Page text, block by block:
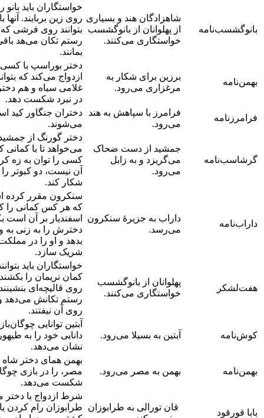
بانوگشسب‌نامه
شاهزادگان هند و بسیاری
از پهلوانان از بانوگشسب
خواستگاری می‌کنند.
خواستگاران باید بانو
روی زین بربایند. آنها
بتوانند روی فرشی که
رستم تکان می‌هد
بمانند.
بهمن‌نامه
برزین برای شکار به
مرغزاری می‌رود.
دختر بوراسپ با کسی
ازدواج می‌کند که
غلامی سیاه و هم
در نبرد شکست دهد.
فرامرزنامه
فرامرز با سپاهش به هند
می‌رود.
دختران جنگاور کید
می‌شوند.
گرشاسب‌نامه
جمشید از دست ضحاک
می‌گریزد و به زابل
می‌رود.
دختر گورنگ از
می‌خواهد تا با کمانی
کسی را توان به زه
آن نیست، دو کبوتر را
شکار کند.
داراب‌نامه
داراب به جزیرۀ سنکرون
می‌رسد.
سنکرون مقرر کرده
که هر کس کمانی را
اسفندیار بر آن است
دخترش را به زنی به
بدهد و او را در
شریک سازد.
هفت‌لشکر
پهلوانان از بانوگشسب
خواستگاری می‌کنند.
خواستگاران باید
کمان نریمان را
روی قالیچه‌ای
رستم تکانش می‌دهد
روی آن نیفتند.
کوش‌نامه آبتین به بسیلا می‌رود.
آبتین توانایی
دانایی خود را به
نشان می‌دهد.
بهمن‌نامه بهمن به مصر می‌رود.
بهمن همای دختر شاه
مصر، را در بازی
شکست می‌دهد.
بابا قورقود
قان تورالی به طرابوزان
شرط ازدواج با دختر
طرابوزان رام کردن یا